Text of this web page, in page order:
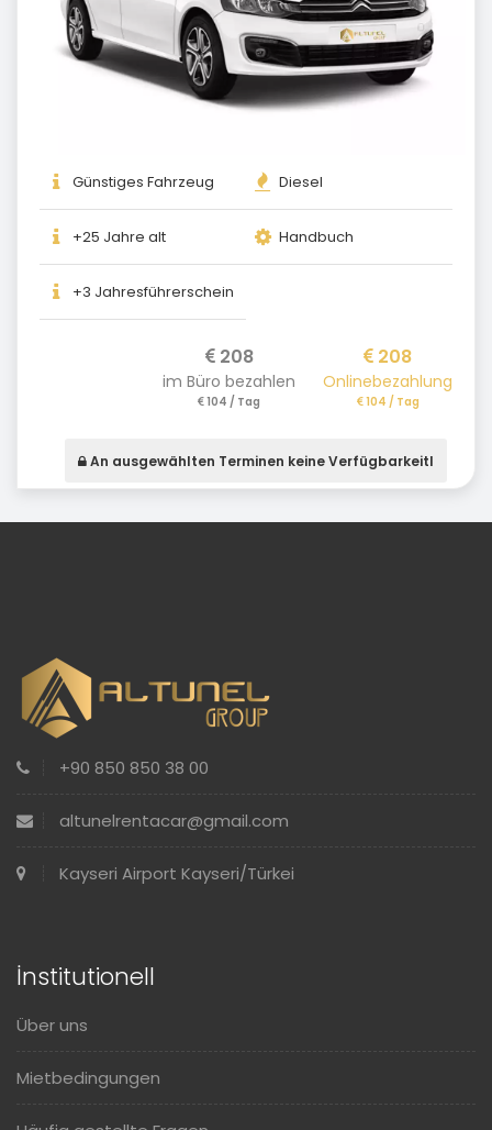
Günstiges Fahrzeug Diesel
+25 Jahre alt Handbuch
+3 Jahresführerschein
208
Onlinebezahlung
104 / Tag
208
im Büro bezahlen
104 / Tag
An ausgewählten Terminen keine Verfügbarkeitl
+90 850 850 38 00
altunelrentacar@gmail.com
Kayseri Airport Kayseri/Türkei
İnstitutionell
Über uns
Mietbedingungen